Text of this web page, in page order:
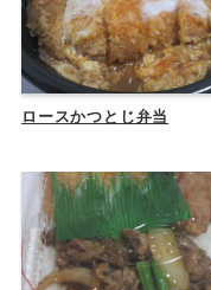
ロースかつとじ弁当